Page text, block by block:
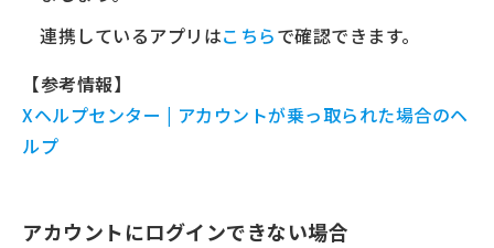
連携しているアプリはこちらで確認できます。
【参考情報】
Xヘルプセンター | アカウントが乗っ取られた場合のヘ
ルプ
アカウントにログインできない場合